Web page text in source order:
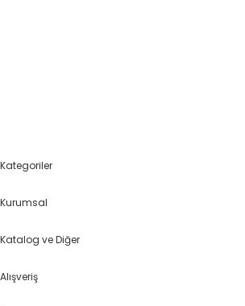
Kategoriler
Kurumsal
Katalog ve Diğer
Alışveriş